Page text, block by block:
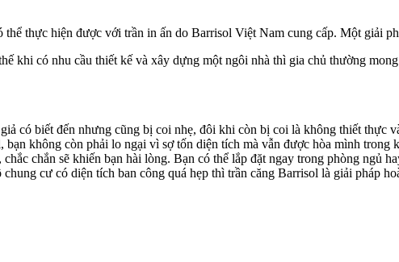
thực hiện được với trần in ấn do Barrisol Việt Nam cung cấp. Một giải
khi có nhu cầu thiết kế và xây dựng một ngôi nhà thì gia chủ thường
có biết đến nhưng cũng bị coi nhẹ, đôi khi còn bị coi là không thiết thực
không còn phải lo ngại vì sợ tốn diện tích mà vẫn được hòa mình trong
chắn sẽ khiến bạn hài lòng. Bạn có thể lắp đặt ngay trong phòng ngủ
cư có diện tích ban công quá hẹp thì trần căng Barrisol là giải pháp